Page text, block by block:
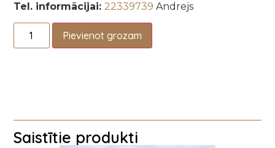
Tel. informācijai: 22339739 Andrejs
Pievienot grozam
Saistītie produkti